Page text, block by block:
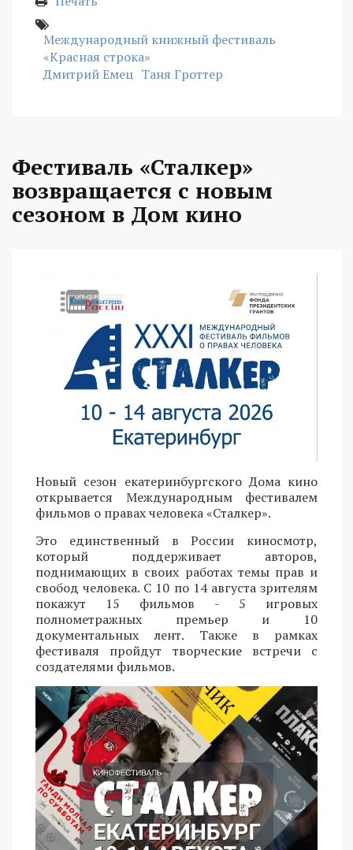
Международный книжный фестиваль
«Красная строка»
Дмитрий Емец Таня Гроттер
Фестиваль «Сталкер»
возвращается с новым
сезоном в Дом кино
Новый сезон екатеринбургского Дома кино
открывается Международным фестивалем
фильмов о правах человека «Сталкер».
Это единственный в России киносмотр,
который поддерживает авторов,
поднимающих в своих работах темы прав и
свобод человека. С 10 по 14 августа зрителям
покажут 15 фильмов - 5 игровых
полнометражных премьер и 10
документальных лент. Также в рамках
фестиваля пройдут творческие встречи с
создателями фильмов.